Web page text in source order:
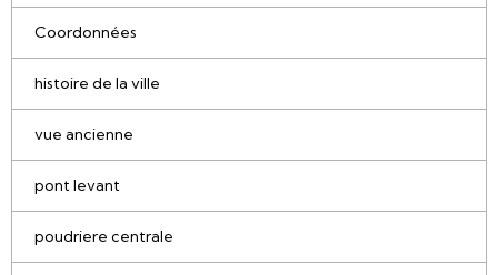
Coordonnées
histoire de la ville
vue ancienne
pont levant
poudriere centrale